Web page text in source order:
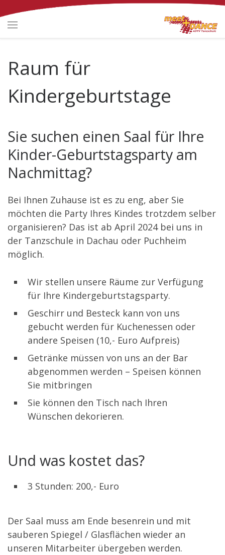
Zum Inhalt springen
Raum für
Kindergeburtstage
Sie suchen einen Saal für Ihre
Kinder-Geburtstagsparty am
Nachmittag?
Bei Ihnen Zuhause ist es zu eng, aber Sie
möchten die Party Ihres Kindes trotzdem selber
organisieren? Das ist ab April 2024 bei uns in
der Tanzschule in Dachau oder Puchheim
möglich.
Wir stellen unsere Räume zur Verfügung
für Ihre Kindergeburtstagsparty.
Geschirr und Besteck kann von uns
gebucht werden für Kuchenessen oder
andere Speisen (10,- Euro Aufpreis)
Getränke müssen von uns an der Bar
abgenommen werden – Speisen können
Sie mitbringen
Sie können den Tisch nach Ihren
Wünschen dekorieren.
Und was kostet das?
3 Stunden: 200,- Euro
Der Saal muss am Ende besenrein und mit
sauberen Spiegel / Glasflächen wieder an
unseren Mitarbeiter übergeben werden.